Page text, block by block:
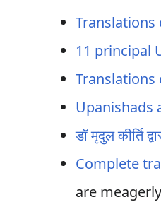
11 principal
Translations
Upanishads
डॉ मृदुल कीर्ति
Complete
are